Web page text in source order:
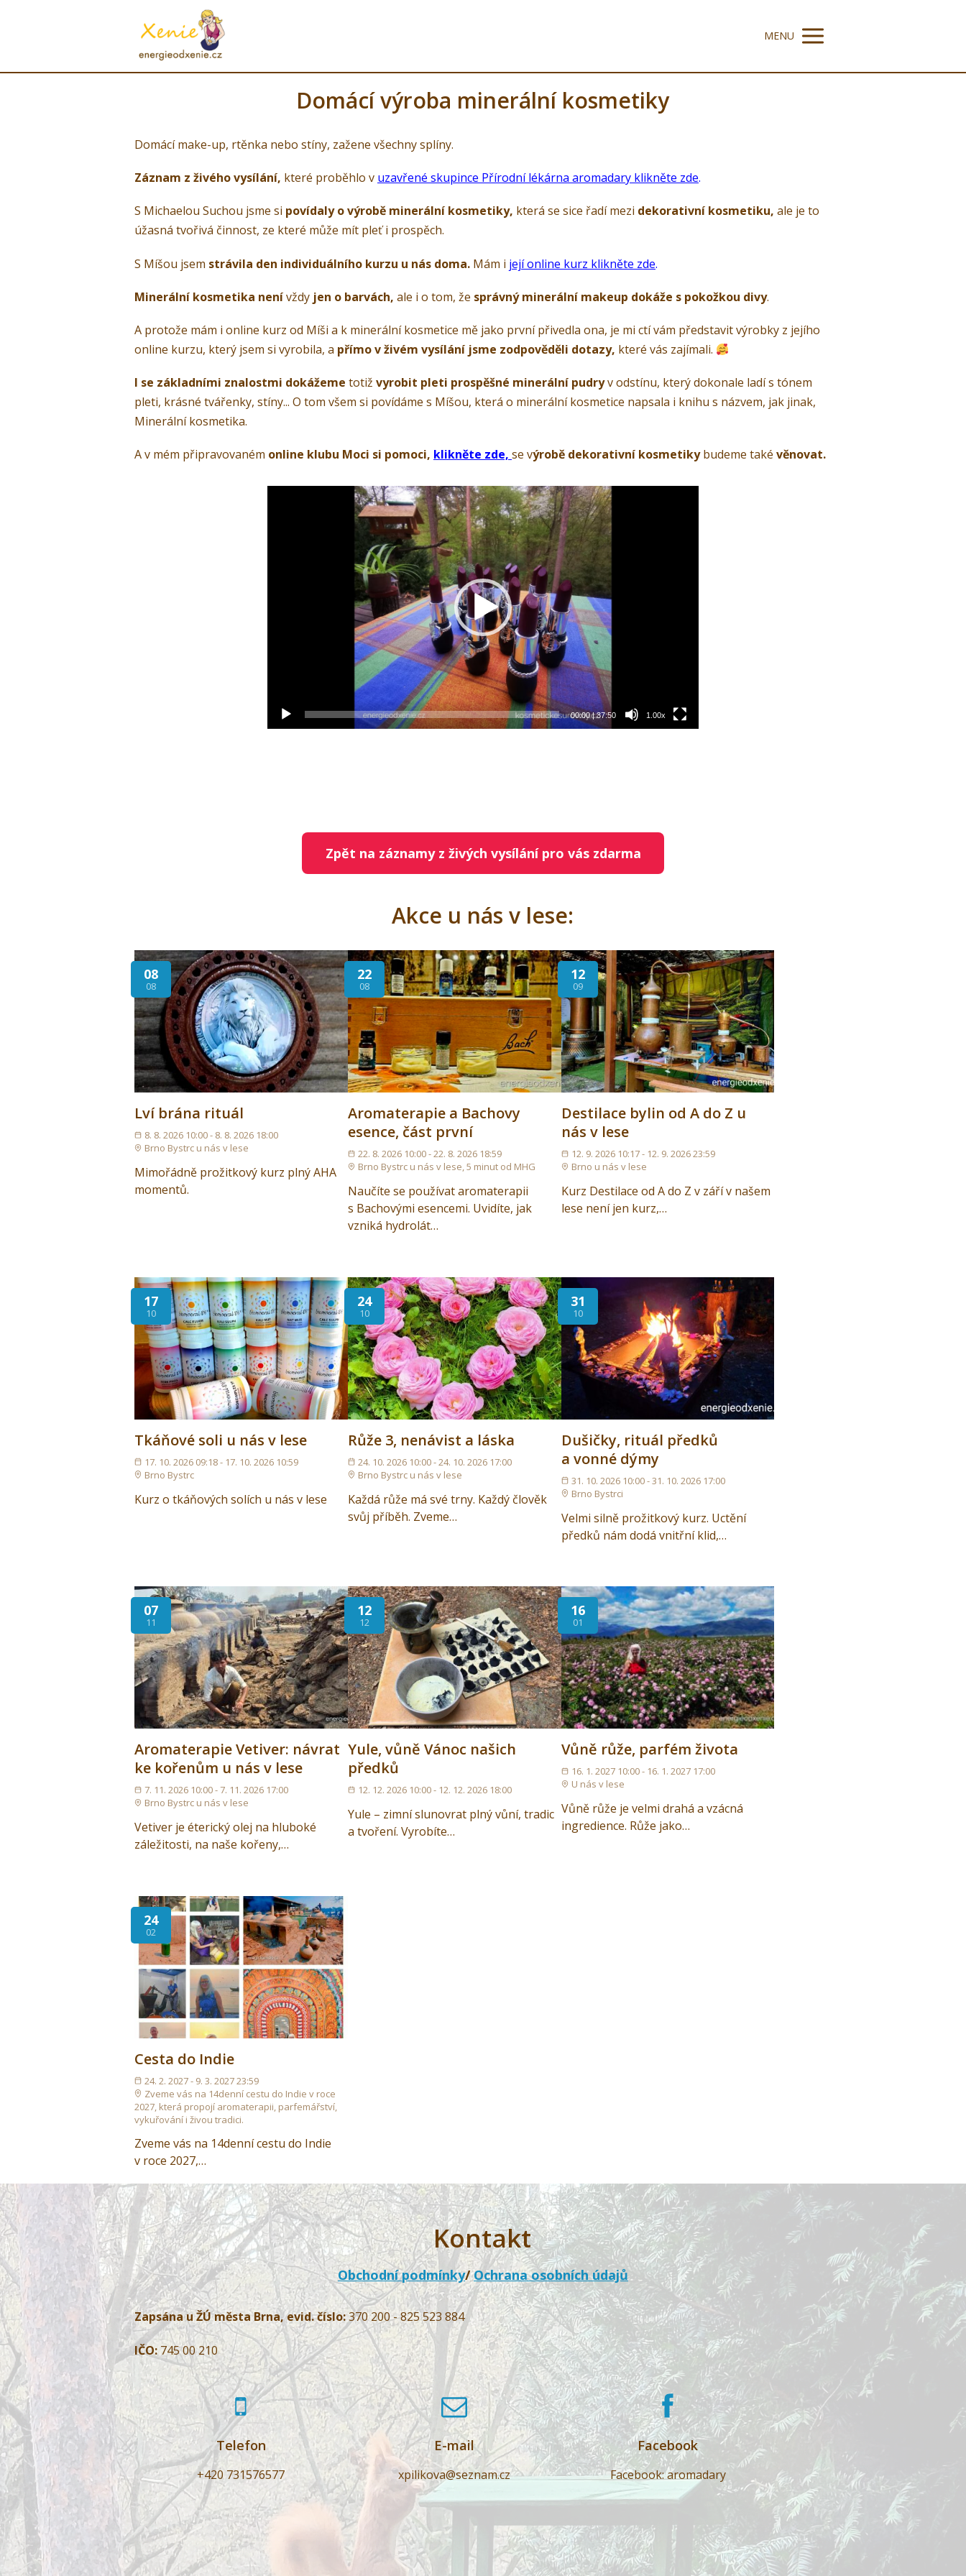
MENU
Domácí výroba minerální kosmetiky
Domácí make-up, rtěnka nebo stíny, zažene všechny splíny.
Záznam z živého vysílání, které proběhlo v uzavřené skupince Přírodní lékárna aromadary klikněte zde.
S Michaelou Suchou jsme si povídaly o výrobě minerální kosmetiky, která se sice řadí mezi dekorativní kosmetiku, ale je to
úžasná tvořivá činnost, ze které může mít pleť i prospěch.
S Míšou jsem strávila den individuálního kurzu u nás doma. Mám i její online kurz klikněte zde.
Minerální kosmetika nenívždy jen o barvách, ale i o tom, že správný minerální makeup dokáže s pokožkou divy.
A protože mám i online kurz od Míši a k minerální kosmetice mě jako první přivedla ona, je mi ctí vám představit výrobky z jejího
online kurzu, který jsem si vyrobila, a přímo v živém vysílání jsme zodpověděli dotazy, které vás zajímali.
I se základními znalostmi dokážeme totiž vyrobit pleti prospěšné minerální pudryv odstínu, který dokonale ladí s tónem
pleti, krásné tvářenky, stíny... O tom všem si povídáme s Míšou, která o minerální kosmetice napsala i knihu s názvem, jak jinak,
Minerální kosmetika.
A v mém připravovaném online klubu Moci si pomoci, klikněte zde, se výrobě dekorativní kosmetikybudeme také věnovat.
00:00|37:50 1.00x
Zpět na záznamy z živých vysílání pro vás zdarma
Akce u nás v lese:
08
08
Lví brána rituál
8. 8. 2026 10:00 - 8. 8. 2026 18:00
Brno Bystrc u nás v lese
Mimořádně prožitkový kurz plný AHA
momentů.
22
08
Aromaterapie a Bachovy
esence, část první
22. 8. 2026 10:00 - 22. 8. 2026 18:59
Brno Bystrc u nás v lese, 5 minut od MHG
Naučíte se používat aromaterapii
s Bachovými esencemi. Uvidíte, jak
vzniká hydrolát…
12
09
Destilace bylin od A do Z u
nás v lese
12. 9. 2026 10:17 - 12. 9. 2026 23:59
Brno u nás v lese
Kurz Destilace od A do Z v září v našem
lese není jen kurz,…
17
10
Tkáňové soli u nás v lese
17. 10. 2026 09:18 - 17. 10. 2026 10:59
Brno Bystrc
Kurz o tkáňových solích u nás v lese
24
10
Růže 3, nenávist a láska
24. 10. 2026 10:00 - 24. 10. 2026 17:00
Brno Bystrc u nás v lese
Každá růže má své trny. Každý člověk
svůj příběh. Zveme…
31
10
Dušičky, rituál předků
a vonné dýmy
31. 10. 2026 10:00 - 31. 10. 2026 17:00
Brno Bystrci
Velmi silně prožitkový kurz. Uctění
předků nám dodá vnitřní klid,…
07
11
Aromaterapie Vetiver: návrat
ke kořenům u nás v lese
7. 11. 2026 10:00 - 7. 11. 2026 17:00
Brno Bystrc u nás v lese
Vetiver je éterický olej na hluboké
záležitosti, na naše kořeny,…
12
12
Yule, vůně Vánoc našich
předků
12. 12. 2026 10:00 - 12. 12. 2026 18:00
Yule – zimní slunovrat plný vůní, tradic
a tvoření. Vyrobíte…
16
01
Vůně růže, parfém života
16. 1. 2027 10:00 - 16. 1. 2027 17:00
U nás v lese
Vůně růže je velmi drahá a vzácná
ingredience. Růže jako…
24
02
Cesta do Indie
24. 2. 2027 - 9. 3. 2027 23:59
Zveme vás na 14denní cestu do Indie v roce
2027, která propojí aromaterapii, parfemářství,
vykuřování i živou tradici.
Zveme vás na 14denní cestu do Indie
v roce 2027,…
Kontakt
Obchodní podmínky/Ochrana osobních údajů
Zapsána u ŽÚ města Brna, evid. číslo:370 200 - 825 523 884
IČO: 745 00 210
Telefon
+420 731576577
E-mail
xpilikova@seznam.cz
Facebook
Facebook: aromadary